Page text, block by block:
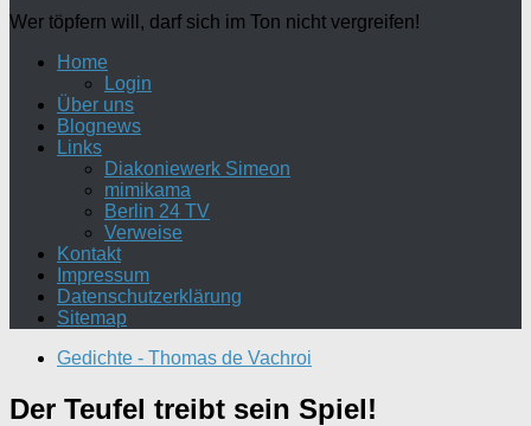
Wer töpfern will, darf sich im Ton nicht vergreifen!
Home
Login
Über uns
Blognews
Links
Diakoniewerk Simeon
mimikama
Berlin 24 TV
Verweise
Kontakt
Impressum
Datenschutzerklärung
Sitemap
Gedichte - Thomas de Vachroi
Der Teufel treibt sein Spiel!